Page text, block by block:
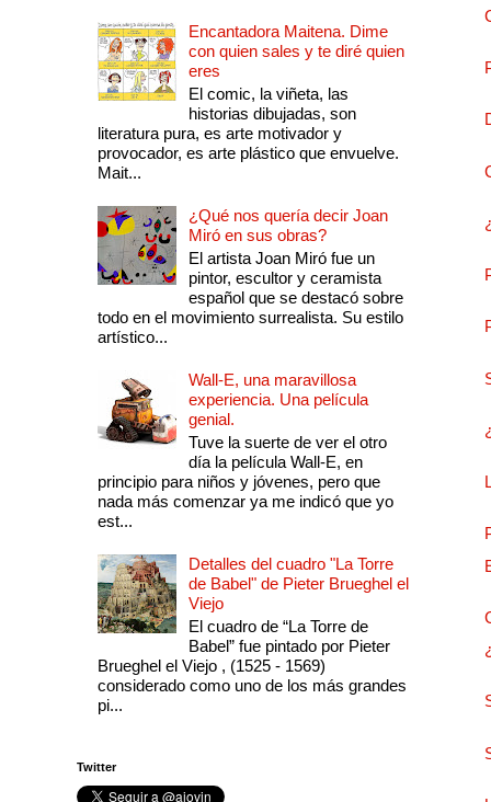
Encantadora Maitena. Dime
con quien sales y te diré quien
eres
El comic, la viñeta, las
historias dibujadas, son
literatura pura, es arte motivador y
provocador, es arte plástico que envuelve.
Mait...
¿Qué nos quería decir Joan
Miró en sus obras?
El artista Joan Miró fue un
pintor, escultor y ceramista
español que se destacó sobre
todo en el movimiento surrealista. Su estilo
artístico...
Wall-E, una maravillosa
experiencia. Una película
genial.
Tuve la suerte de ver el otro
día la película Wall-E, en
principio para niños y jóvenes, pero que
nada más comenzar ya me indicó que yo
est...
Detalles del cuadro "La Torre
de Babel" de Pieter Brueghel el
Viejo
El cuadro de “La Torre de
Babel” fue pintado por Pieter
Brueghel el Viejo , (1525 - 1569)
considerado como uno de los más grandes
pi...
Twitter